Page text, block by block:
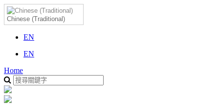
Chinese (Traditional)
EN
EN
Home